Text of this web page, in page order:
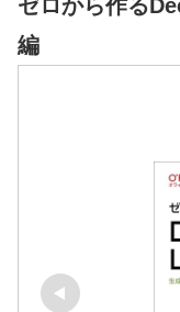
ゼロから作る
編